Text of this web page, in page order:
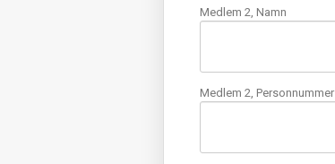
Medlem 2, Namn
Medlem 2, Personnummer